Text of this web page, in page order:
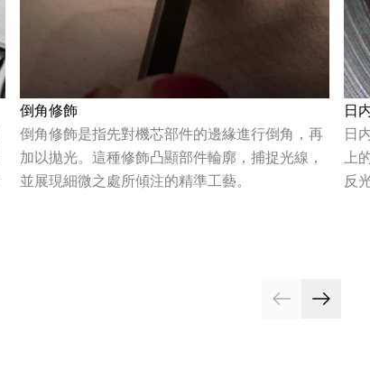
倒角修飾
倒角修飾是指先對機芯部件的邊緣進行倒角，再
加以拋光。這種修飾凸顯部件輪廓，捕捉光線，
並展現細微之處所傾注的精準工藝。
日
日
上
反